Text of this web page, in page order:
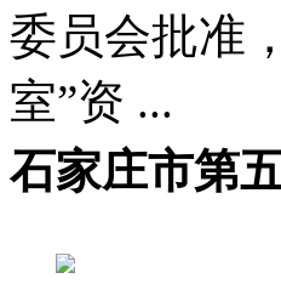
委员会批准
室”资 ...
石家庄市第